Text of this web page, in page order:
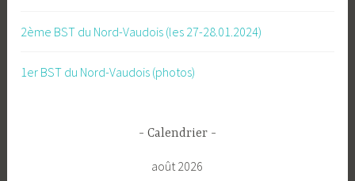
2ème BST du Nord-Vaudois (les 27-28.01.2024)
1er BST du Nord-Vaudois (photos)
Calendrier
août 2026